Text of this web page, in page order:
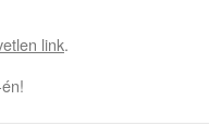
link.